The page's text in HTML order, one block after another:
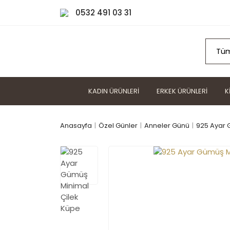
0532 491 03 31
KADIN ÜRÜNLERI ERKEK ÜRÜNLERI
Anasayfa Özel Günler Anneler Günü 925 Ayar